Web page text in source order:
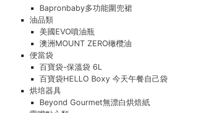
Bapronbaby多功能圍兜裙
油品類
美國EVO噴油瓶
澳洲MOUNT ZERO橄欖油
便當袋
百寶袋-保溫袋 6L
百寶袋HELLO Boxy 今天午餐自己袋
烘培器具
Beyond Gourmet無漂白烘焙紙